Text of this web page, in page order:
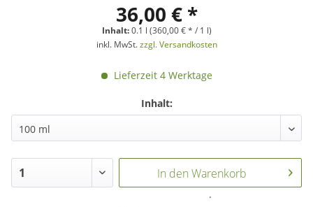
36,00 € *
Inhalt:0.1 l (360,00 € * / 1 l)
inkl. MwSt.zzgl. Versandkosten
Lieferzeit 4 Werktage
Inhalt:
In denWarenkorb
.